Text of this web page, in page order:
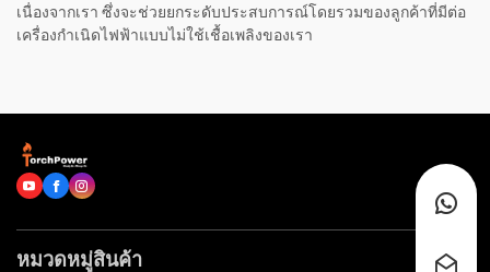
เนื่องจากเรา ซึ่งจะช่วยยกระดับประสบการณ์โดยรวมของลูกค้าที่มีต่อ
เครื่องกำเนิดไฟฟ้าแบบไม่ใช้เชื้อเพลิงของเรา
หมวดหมู่สินค้า